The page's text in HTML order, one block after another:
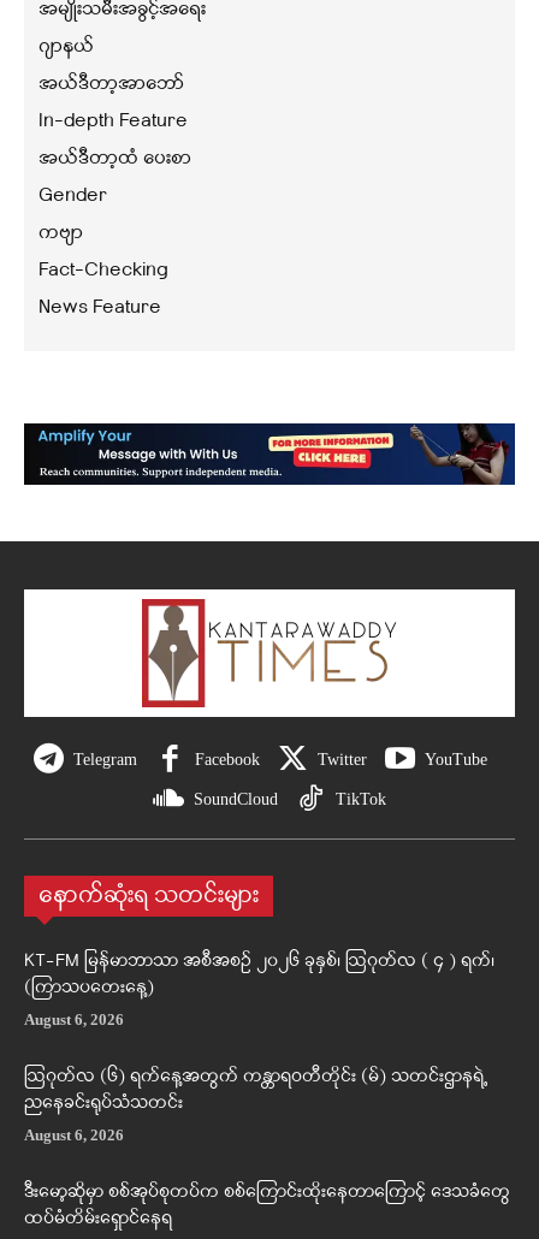
အမျိုးသမီးအခွင့်အရေး
ဂျာနယ်
အယ်ဒီတာ့အာဘော်
In-depth Feature
အယ်ဒီတာ့ထံ ပေးစာ
Gender
ကဗျာ
Fact-Checking
News Feature
Telegram Facebook Twitter YouTube
SoundCloud TikTok
နောက်ဆုံးရ သတင်းများ
KT-FM မြန်မာဘာသာ အစီအစဉ် ၂၀၂၆ ခုနှစ်၊ ဩဂုတ်လ ( ၄ ) ရက်၊
(ကြာသပတေးနေ့)
August 6, 2026
ဩဂုတ်လ (၆) ရက်နေ့အတွက် ကန္တာရဝတီတိုင်း (မ်) သတင်းဌာနရဲ့
ညနေခင်းရုပ်သံသတင်း
August 6, 2026
ဒီးမော့ဆိုမှာ စစ်အုပ်စုတပ်က စစ်ကြောင်းထိုးနေတာကြောင့် ဒေသခံတွေ
ထပ်မံတိမ်းရှောင်နေရ